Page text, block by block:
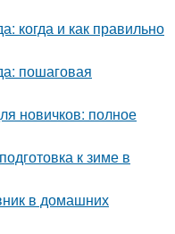
когда и как правильно
пошаговая
новичков: полное
к зиме в
в домашних